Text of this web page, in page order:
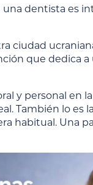
dentista es
ciudad
que dedica
y personal en
También lo es
habitual. Una